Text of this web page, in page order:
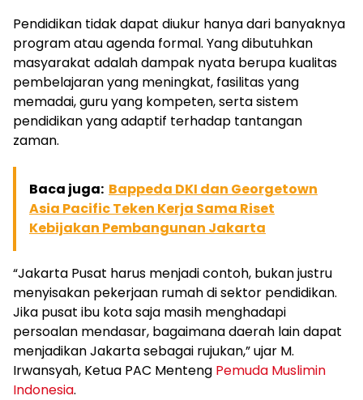
Pendidikan tidak dapat diukur hanya dari banyaknya
program atau agenda formal. Yang dibutuhkan
masyarakat adalah dampak nyata berupa kualitas
pembelajaran yang meningkat, fasilitas yang
memadai, guru yang kompeten, serta sistem
pendidikan yang adaptif terhadap tantangan
zaman.
Baca juga: Bappeda DKI dan Georgetown
Asia Pacific Teken Kerja Sama Riset
Kebijakan Pembangunan Jakarta
“Jakarta Pusat harus menjadi contoh, bukan justru
menyisakan pekerjaan rumah di sektor pendidikan.
Jika pusat ibu kota saja masih menghadapi
persoalan mendasar, bagaimana daerah lain dapat
menjadikan Jakarta sebagai rujukan,” ujar M.
Irwansyah, Ketua PAC Menteng Pemuda Muslimin
Indonesia.